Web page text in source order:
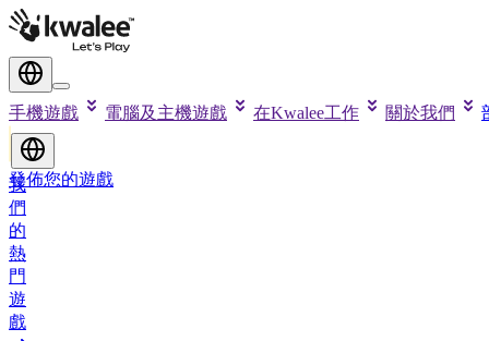
手機遊戲 電腦及主機遊戲 在Kwalee工作 關於我們
發佈您的遊戲
我
們
的
熱
門
遊
戲